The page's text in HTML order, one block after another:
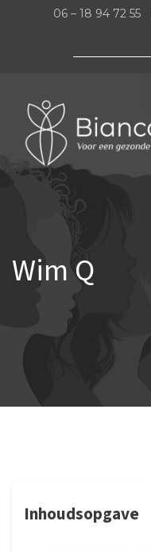
06 – 18 94 72 55
Wim Q
Inhoudsopgave